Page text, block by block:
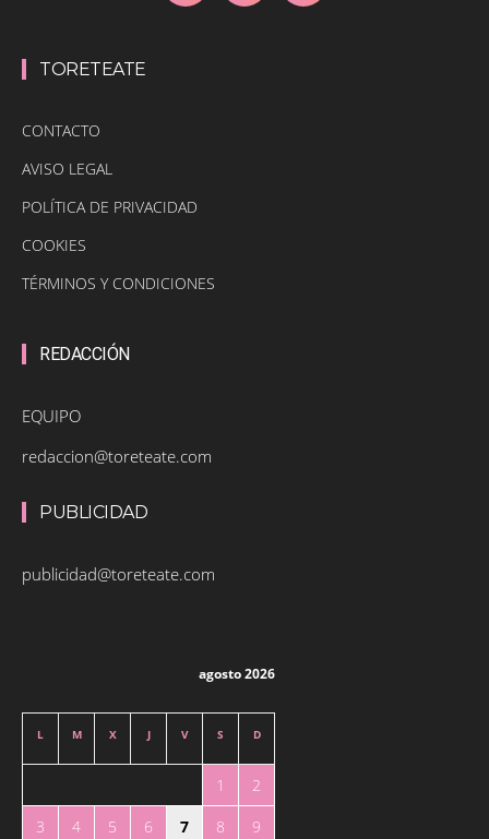
TORETEATE
CONTACTO
AVISO LEGAL
POLÍTICA DE PRIVACIDAD
COOKIES
TÉRMINOS Y CONDICIONES
REDACCIÓN
EQUIPO
redaccion@toreteate.com
PUBLICIDAD
publicidad@toreteate.com
agosto 2026
L M X J V S D
1
2
3
4 5 6 7 8
9